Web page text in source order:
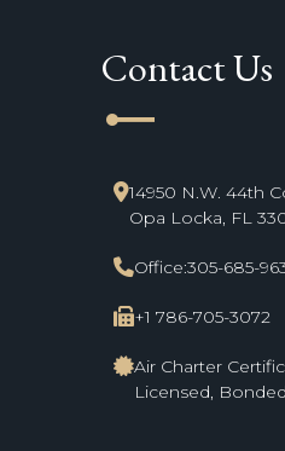
Contact Us
line_start
14950 N.W. 44th
Opa Locka, FL
Office:305-685-
+1 786-705-3072
Air Charter
Licensed,